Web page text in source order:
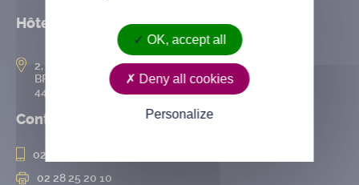
Hôtel de ville
2, rue de l’Hôtel-de-Ville
BP 50167
44802 Saint-Herblain cedex
Contact
02 28 25 20 00
02 28 25 20 10
OK, accept all
Deny all cookies
Personalize